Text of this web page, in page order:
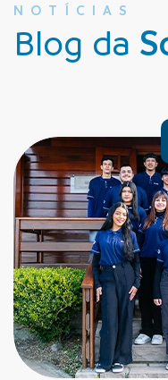
NOTÍCIAS
Blog da